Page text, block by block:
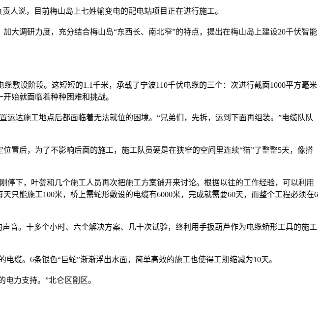
人说，目前梅山岛上七姓输变电的配电站项目正在进行施工。
调研力度，充分结合梅山岛“东西长、南北窄”的特点，提出在梅山岛上建设20千伏智能
敷设阶段。这短短的1.1千米，承载了宁波110千伏电缆的三个：次进行截面1000平方毫米
始就面临着种种困难和挑战。
达施工地点后都面临着无法就位的困境。“兄弟们，先拆，运到下面再组装。”电缆队队
后，为了不影响后面的施工，施工队员硬是在狭窄的空间里连续“猫”了整整5天，像搭
下，叶甍和几个施工人员再次把施工方案铺开来讨论。根据以往的工作经验，可以利用
只能施工100米，桥上需蛇形敷设的电缆有6000米，完成就需要60天，而整个工程必须在6
音。十多个小时、六个解决方案、几十次试验，终利用手扳葫芦作为电缆矫形工具的施工
缆。6条银色“巨蛇”渐渐浮出水面，简单高效的施工也使得工期缩减为10天。
力支持。”北仑区副区。